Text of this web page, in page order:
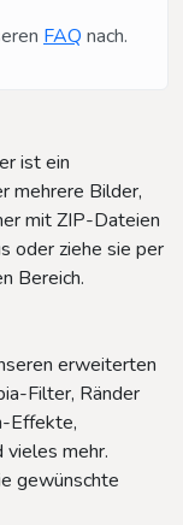
FAQ nach.
ist ein
mehrere Bilder,
mit ZIP-Dateien
oder ziehe sie per
Bereich.
erweiterten
Filter, Ränder
Effekte,
mehr.
gewünschte